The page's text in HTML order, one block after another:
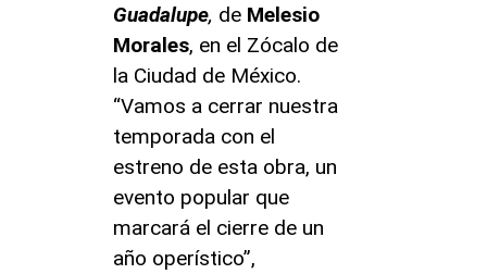
Guadalupe, de Melesio
Morales, en el Zócalo de
la Ciudad de México.
“Vamos a cerrar nuestra
temporada con el
estreno de esta obra, un
evento popular que
marcará el cierre de un
año operístico”,